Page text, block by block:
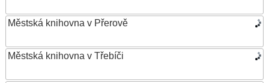
Městská knihovna v Přerově
Městská knihovna v Třebíči